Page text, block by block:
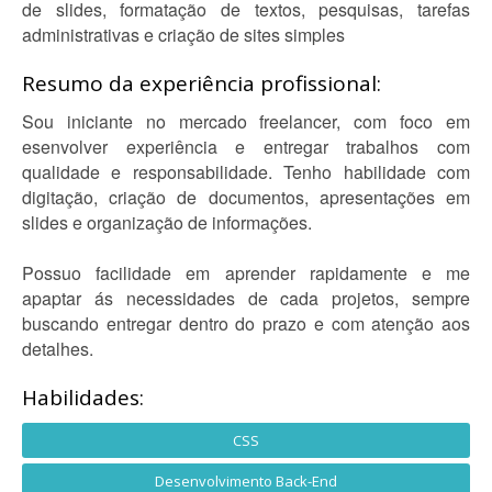
de slides, formatação de textos, pesquisas, tarefas
administrativas e criação de sites simples
Resumo da experiência profissional:
Sou iniciante no mercado freelancer, com foco em
esenvolver experiência e entregar trabalhos com
qualidade e responsabilidade. Tenho habilidade com
digitação, criação de documentos, apresentações em
slides e organização de informações.
Possuo facilidade em aprender rapidamente e me
apaptar ás necessidades de cada projetos, sempre
buscando entregar dentro do prazo e com atenção aos
detalhes.
Habilidades:
CSS
Desenvolvimento Back-End